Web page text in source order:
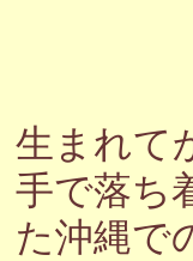
生まれて
手で落ち
た沖縄で